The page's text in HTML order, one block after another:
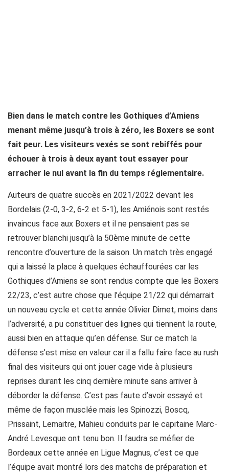
Bien dans le match contre les Gothiques d’Amiens
menant même jusqu’à trois à zéro, les Boxers se sont
fait peur. Les visiteurs vexés se sont rebiffés pour
échouer à trois à deux ayant tout essayer pour
arracher le nul avant la fin du temps réglementaire.
Auteurs de quatre succès en 2021/2022 devant les
Bordelais (2-0, 3-2, 6-2 et 5-1), les Amiénois sont restés
invaincus face aux Boxers et il ne pensaient pas se
retrouver blanchi jusqu’à la 50ème minute de cette
rencontre d’ouverture de la saison. Un match très engagé
qui a laissé la place à quelques échauffourées car les
Gothiques d’Amiens se sont rendus compte que les Boxers
22/23, c’est autre chose que l’équipe 21/22 qui démarrait
un nouveau cycle et cette année Olivier Dimet, moins dans
l’adversité, a pu constituer des lignes qui tiennent la route,
aussi bien en attaque qu’en défense. Sur ce match la
défense s’est mise en valeur car il a fallu faire face au rush
final des visiteurs qui ont jouer cage vide à plusieurs
reprises durant les cinq dernière minute sans arriver à
déborder la défense. C’est pas faute d’avoir essayé et
même de façon musclée mais les Spinozzi, Boscq,
Prissaint, Lemaitre, Mahieu conduits par le capitaine Marc-
André Levesque ont tenu bon. Il faudra se méfier de
Bordeaux cette année en Ligue Magnus, c’est ce que
l’équipe avait montré lors des matchs de préparation et